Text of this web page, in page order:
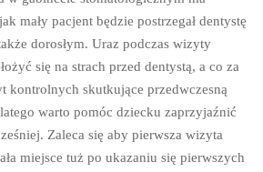
mały pacjent będzie postrzegał dentystę
dorosłym. Uraz podczas wizyty
się na strach przed dentystą, a co za
kontrolnych skutkujące przedwczesną
warto pomóc dziecku zaprzyjaźnić
Zaleca się aby pierwsza wizyta
miejsce tuż po ukazaniu się pierwszych